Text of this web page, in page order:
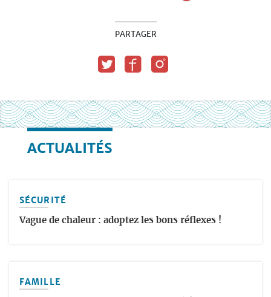
PARTAGER
ACTUALITÉS
SÉCURITÉ
Vague de chaleur : adoptez les bons réflexes !
FAMILLE